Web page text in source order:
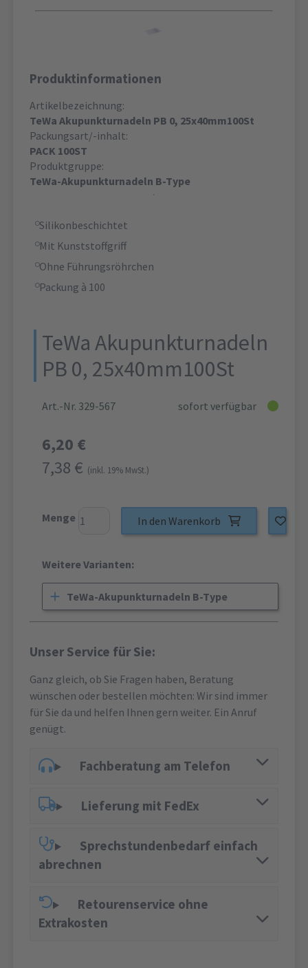
Produktinformationen
Artikelbezeichnung:
TeWa Akupunkturnadeln PB 0, 25x40mm100St
Packungsart/-inhalt:
PACK 100ST
Produktgruppe:
TeWa-Akupunkturnadeln B-Type
Silikonbeschichtet
Mit Kunststoffgriff
Ohne Führungsröhrchen
Packung à 100
TeWa Akupunkturnadeln
PB 0, 25x40mm100St
Art.-Nr. 329-567 sofort verfügbar
6,20 €
7,38 € (inkl. 19% MwSt.)
Menge In den Warenkorb
Weitere Varianten:
TeWa-Akupunkturnadeln B-Type
Unser Service für Sie:
Ganz gleich, ob Sie Fragen haben, Beratung
wünschen oder bestellen möchten: Wir sind immer
für Sie da und helfen Ihnen gern weiter. Ein Anruf
genügt.
Fachberatung am Telefon
Lieferung mit FedEx
Sprechstundenbedarf einfach
abrechnen
Retourenservice ohne
Extrakosten